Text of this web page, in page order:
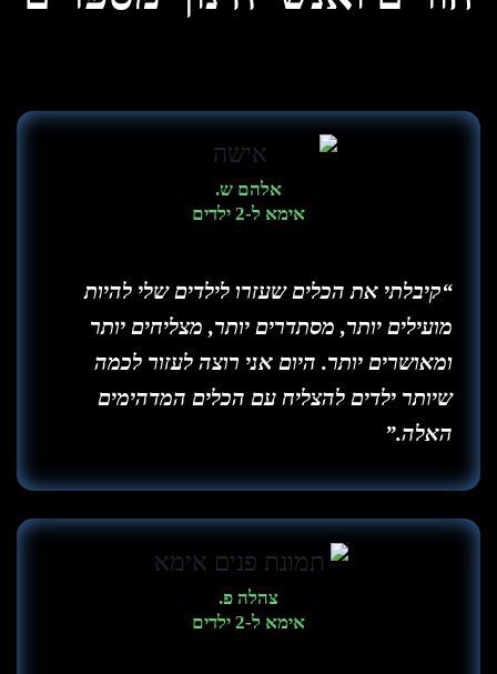
אלהם ש.
אימא ל-2 ילדים
“קיבלתי את הכלים שעזרו לילדים שלי להיות
מועילים יותר, מסתדרים יותר, מצליחים יותר
ומאושרים יותר. היום אני רוצה לעזור לכמה
שיותר ילדים להצליח עם הכלים המדהימים
האלה.”
צהלה פ.
אימא ל-2 ילדים